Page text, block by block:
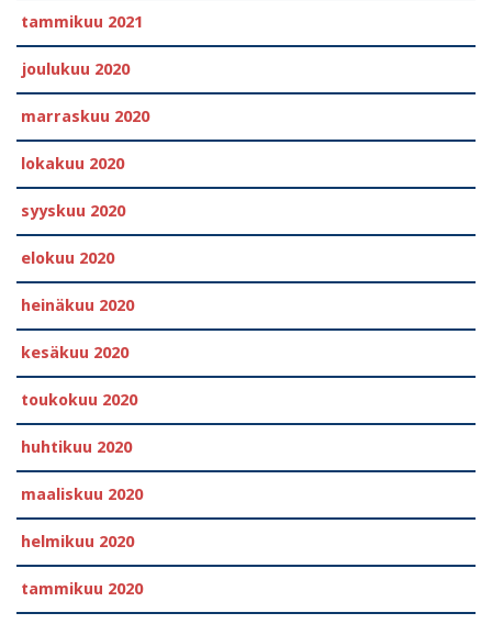
tammikuu 2021
joulukuu 2020
marraskuu 2020
lokakuu 2020
syyskuu 2020
elokuu 2020
heinäkuu 2020
kesäkuu 2020
toukokuu 2020
huhtikuu 2020
maaliskuu 2020
helmikuu 2020
tammikuu 2020